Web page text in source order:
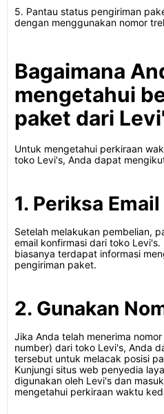
5. Pantau status pengiriman
dengan menggunakan nomor
Bagaimana
mengetahui
paket dari
Untuk mengetahui perkiraan
toko Levi's, Anda dapat
1. Periksa
Setelah melakukan pembelian,
email konfirmasi dari toko
biasanya terdapat informasi
pengiriman paket.
2. Gunakan
Jika Anda telah menerima
number) dari toko Levi's, Anda
tersebut untuk melacak posisi
Kunjungi situs web penyedia
digunakan oleh Levi's dan
mengetahui perkiraan waktu